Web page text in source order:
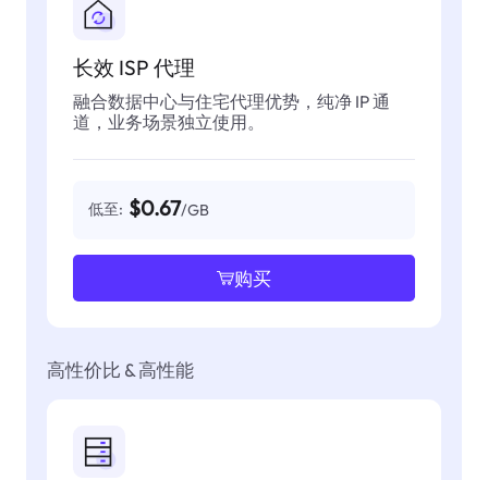
长效 ISP 代理
融合数据中心与住宅代理优势，纯净 IP 通
道，业务场景独立使用。
低至: $0.67/GB
购买
高性价比 & 高性能